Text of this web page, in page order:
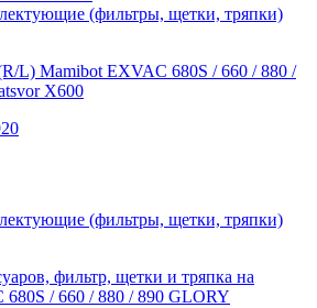
(фильтры, щетки, тряпки)
L) Mamibot EXVAC 680S / 660 / 880 /
X600
(фильтры, щетки, тряпки)
фильтр, щетки и тряпка на
/ 660 / 880 / 890 GLORY